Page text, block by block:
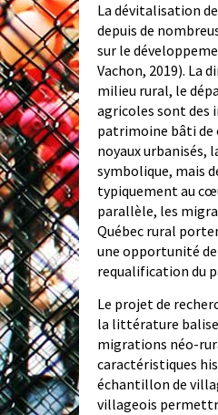
La dévitalisation
depuis de
sur le
Vachon, 2019). La
milieu rural, le
agricoles sont des
patrimoine bâti de
noyaux urbanisés,
symbolique, mais
typiquement au
parallèle, les
Québec rural
une opportunité
requalification du
Le projet de
la littérature
migrations néo-
caractéristiques
échantillon de
villageois